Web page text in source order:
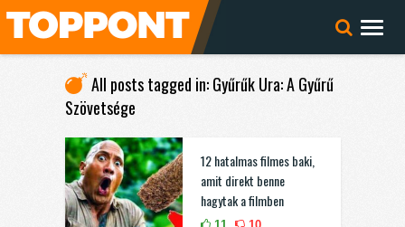
All posts tagged in: Gyűrűk Ura: A Gyűrű
Szövetsége
12 hatalmas filmes baki,
amit direkt benne
hagytak a filmben